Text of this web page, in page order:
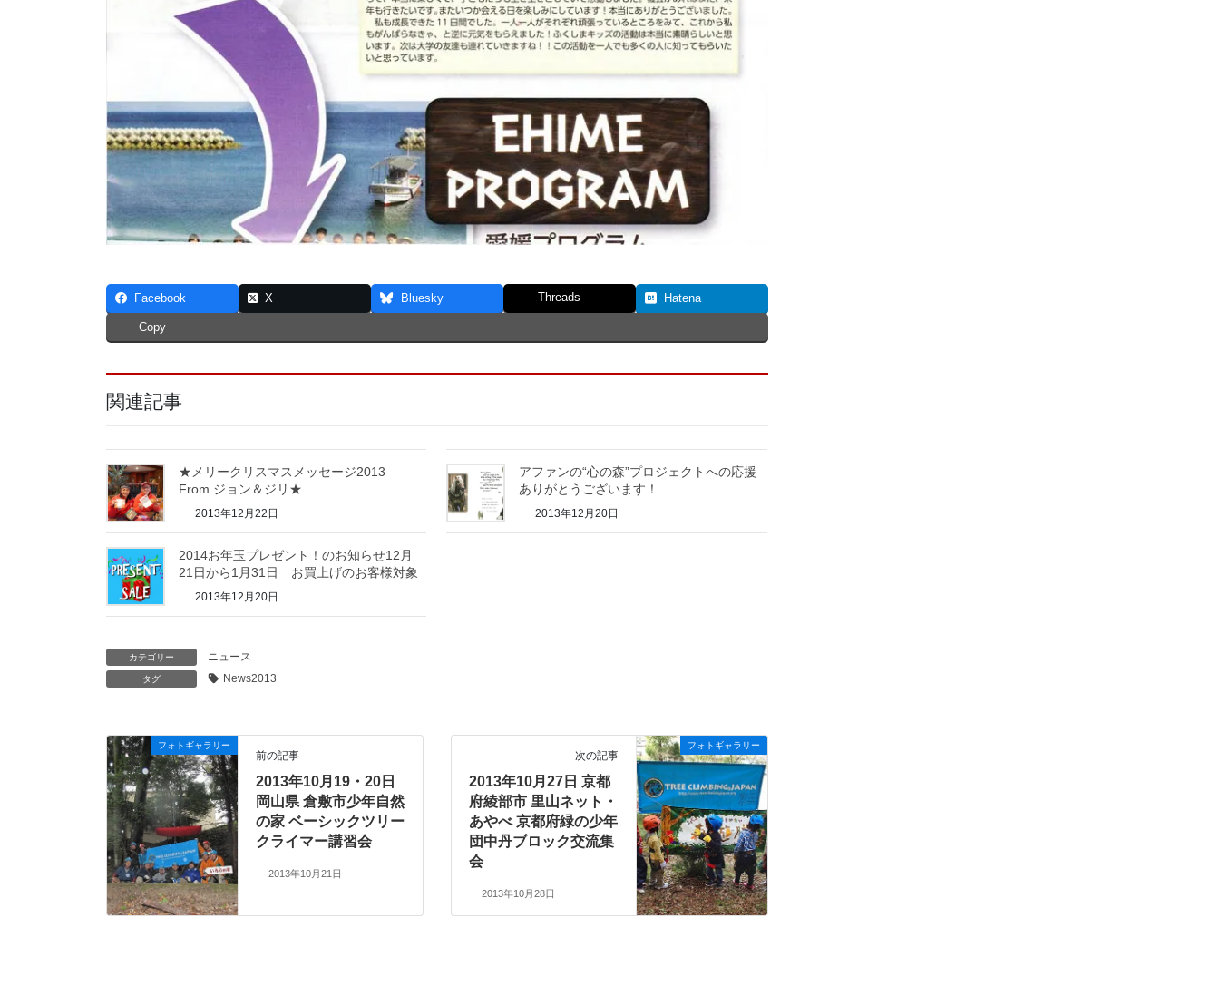
Facebook X Bluesky Threads Hatena
Copy
関連記事
★メリークリスマスメッセージ2013
From ジョン＆ジリ★
2013年12月22日
アファンの“心の森”プロジェクトへの応援
ありがとうございます！
2013年12月20日
2014お年玉プレゼント！のお知らせ12月
21日から1月31日 お買上げのお客様対象
2013年12月20日
カテゴリー ニュース
タグ News2013
フォトギャラリー
前の記事
2013年10月19・20日
岡山県 倉敷市少年自然
の家 ベーシックツリー
クライマー講習会
2013年10月21日
フォトギャラリー
次の記事
2013年10月27日 京都
府綾部市 里山ネット・
あやべ 京都府緑の少年
団中丹ブロック交流集
会
2013年10月28日